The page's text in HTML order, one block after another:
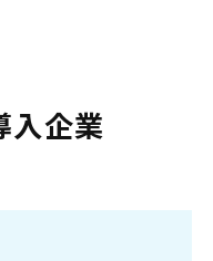
企業